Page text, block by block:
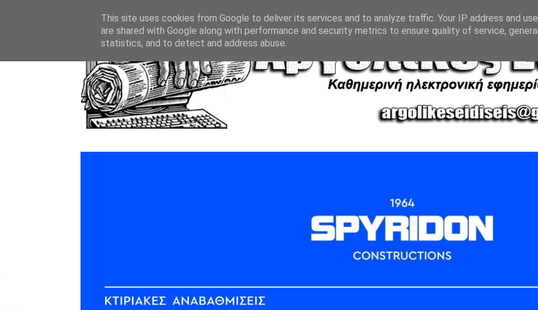
This site uses cookies from Google to deliver its services and to analyze traffic. Your IP address and
are shared with Google along with performance and security metrics to ensure quality of service,
statistics, and to detect and address abuse.